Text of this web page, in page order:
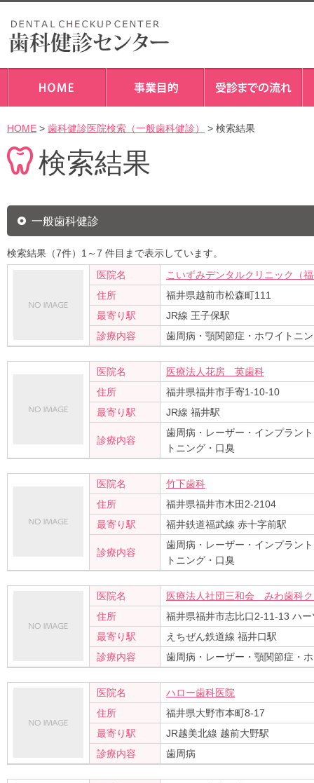
HOME > 歯科健診医院検索（一般歯科健診） > 検索結果
検索結果
一般歯科健診
検索結果（7件）1～7 件目まで表示しています。
医院名
こいずみデンタルクリニック（
住所
福井県越前市松森町111
最寄り駅
JR線 王子保駅
診療内容
歯周病・顎関節症・ホワイトニ
医院名
医療法人花房 英歯科
住所
福井県福井市手寄1-10-10
最寄り駅
JR線 福井駅
診療内容
歯周病・レーザー・インプラン
トニング・口臭
医院名
竹下歯科
住所
福井県福井市木田2-2104
最寄り駅
福井鉄道福武線 赤十字前駅
診療内容
歯周病・レーザー・インプラン
トニング・口臭
医院名
医療法人社団三和会 みわ歯科
住所
福井県福井市志比口2-11-13 ハ
最寄り駅
えちぜん鉄道線 福井口駅
診療内容
歯周病・レーザー・顎関節症・
医院名
ハロー歯科医院
住所
福井県大野市本町8-17
最寄り駅
JR越美北線 越前大野駅
診療内容
歯周病